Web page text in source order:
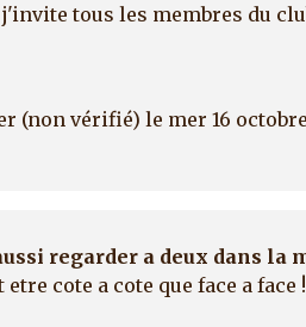
j'invite tous les membres du
(non vérifié) le mer 16
regarder a deux dans la
cote a cote que face a face !